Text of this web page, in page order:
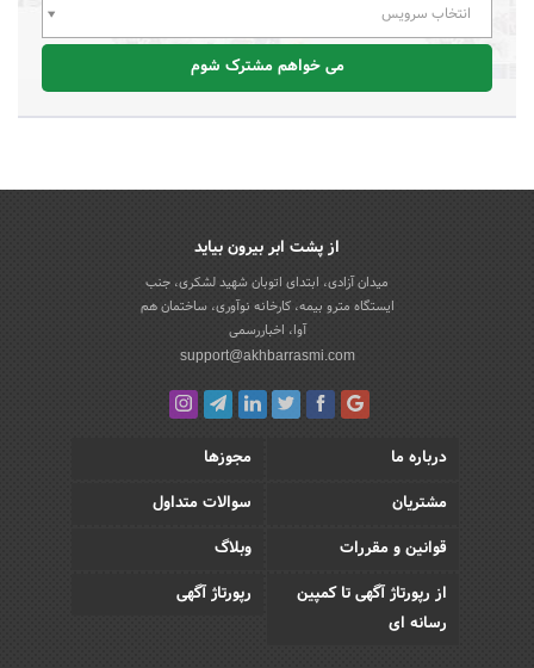
انتخاب سرویس
می خواهم مشترک شوم
از پشت ابر بیرون بیاید
میدان آزادی، ابتدای اتوبان شهید لشکری، جنب
ایستگاه مترو بیمه، کارخانه نوآوری، ساختمان هم
آوا، اخباررسمی
support@akhbarrasmi.com
درباره ما
مجوزها
مشتریان
سوالات متداول
قوانین و مقررات
وبلاگ
از رپورتاژ آگهی تا کمپین
رسانه ای
رپورتاژ آگهی